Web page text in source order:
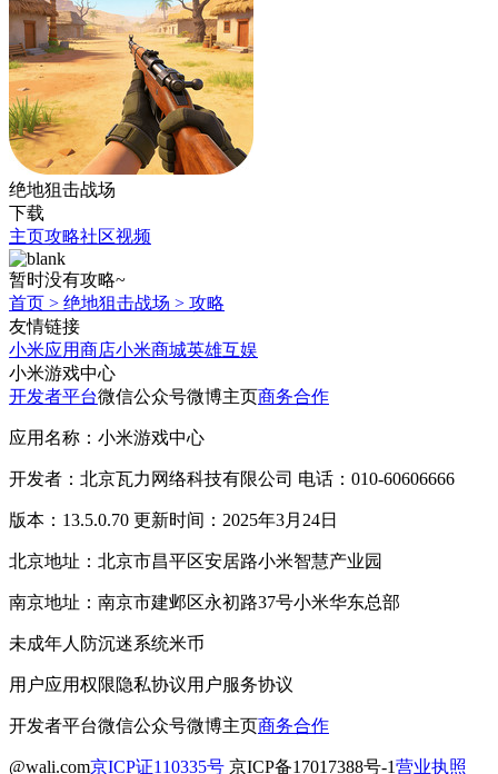
绝地狙击战场
下载
主页攻略社区视频
暂时没有攻略~
首页 > 绝地狙击战场 > 攻略
友情链接
小米应用商店小米商城英雄互娱
小米游戏中心
开发者平台微信公众号微博主页商务合作
应用名称：小米游戏中心
开发者：北京瓦力网络科技有限公司 电话：010-60606666
版本：13.5.0.70 更新时间：2025年3月24日
北京地址：北京市昌平区安居路小米智慧产业园
南京地址：南京市建邺区永初路37号小米华东总部
未成年人防沉迷系统米币
用户应用权限隐私协议用户服务协议
开发者平台微信公众号微博主页商务合作
@wali.com京ICP证110335号 京ICP备17017388号-1营业执照